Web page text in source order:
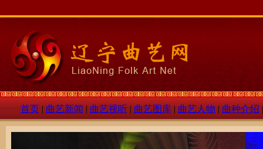
首页| 曲艺新闻 | 曲艺视听| 曲艺图库| 曲艺人物 | 曲种介绍